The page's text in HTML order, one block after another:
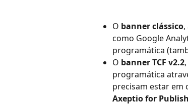
O banner clássico
como Google
programática
O banner TCF v2.2
programática
precisam estar em
Axeptio for